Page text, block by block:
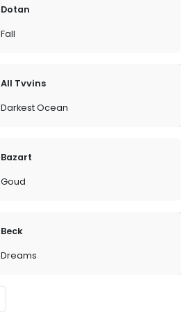
Dotan
Fall
All Tvvins
Darkest Ocean
Bazart
Goud
Beck
Dreams